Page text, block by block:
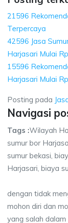
21596
Terpercaya
42596 Jasa
Harjasari Mulai
15596
Harjasari Mulai
Posting pada
Navigasi
Tags :Wilayah
sumur bor
sumur bekasi,
Harjasari, biaya
dengan tidak
mohon diri dan
yang salah